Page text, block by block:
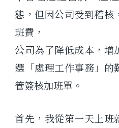
態，但因公司受到稽核
班費，
公司為了降低成本，增
選「處理工作事務」的
管簽核加班單。
首先，我從第一天上班